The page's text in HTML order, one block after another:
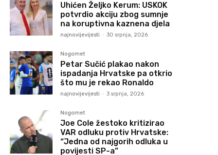
Uhićen Željko Kerum: USKOK
potvrdio akciju zbog sumnje
na koruptivna kaznena djela
najnovijevijesti - 30 srpnja, 2026
Nogomet
Petar Sučić plakao nakon
ispadanja Hrvatske pa otkrio
što mu je rekao Ronaldo
najnovijevijesti - 3 srpnja, 2026
Nogomet
Joe Cole žestoko kritizirao
VAR odluku protiv Hrvatske:
“Jedna od najgorih odluka u
povijesti SP-a”